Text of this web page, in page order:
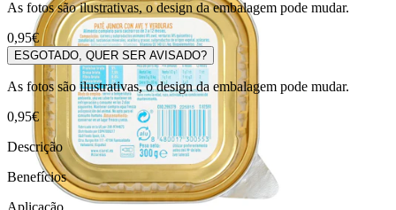
As fotos são ilustrativas, o design da embalagem pode mudar.
0,95€
ESGOTADO, QUER SER AVISADO?
As fotos são ilustrativas, o design da embalagem pode mudar.
0,95€
Descrição
Benefícios
Aplicação